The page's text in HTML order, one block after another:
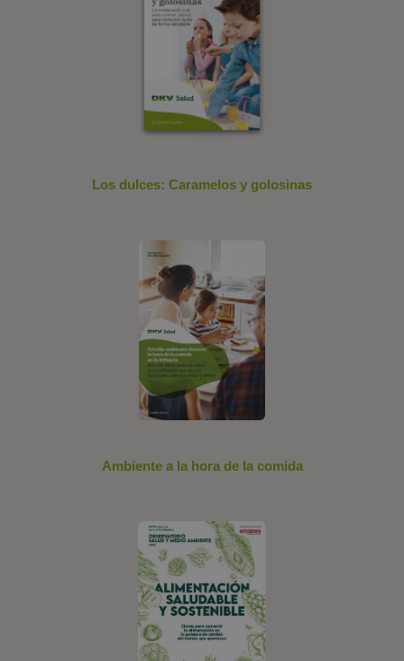
Los dulces: Caramelos y golosinas
Ambiente a la hora de la comida